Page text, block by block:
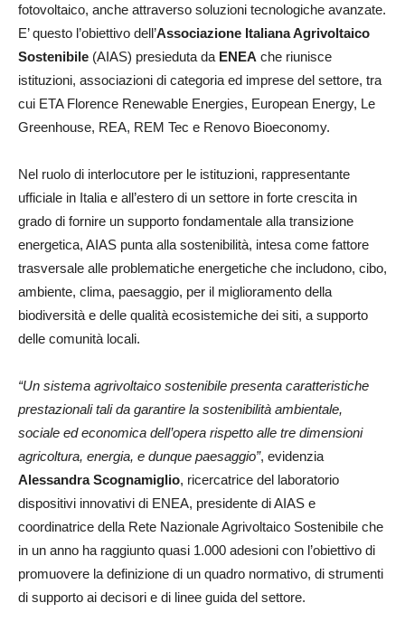
fotovoltaico, anche attraverso soluzioni tecnologiche avanzate.
E’ questo l’obiettivo dell’Associazione Italiana Agrivoltaico
Sostenibile (AIAS) presieduta da ENEA che riunisce
istituzioni, associazioni di categoria ed imprese del settore, tra
cui ETA Florence Renewable Energies, European Energy, Le
Greenhouse, REA, REM Tec e Renovo Bioeconomy.
Nel ruolo di interlocutore per le istituzioni, rappresentante
ufficiale in Italia e all’estero di un settore in forte crescita in
grado di fornire un supporto fondamentale alla transizione
energetica, AIAS punta alla sostenibilità, intesa come fattore
trasversale alle problematiche energetiche che includono, cibo,
ambiente, clima, paesaggio, per il miglioramento della
biodiversità e delle qualità ecosistemiche dei siti, a supporto
delle comunità locali.
“Un sistema agrivoltaico sostenibile presenta caratteristiche
prestazionali tali da garantire la sostenibilità ambientale,
sociale ed economica dell’opera rispetto alle tre dimensioni
agricoltura, energia, e dunque paesaggio”, evidenzia
Alessandra Scognamiglio, ricercatrice del laboratorio
dispositivi innovativi di ENEA, presidente di AIAS e
coordinatrice della Rete Nazionale Agrivoltaico Sostenibile che
in un anno ha raggiunto quasi 1.000 adesioni con l’obiettivo di
promuovere la definizione di un quadro normativo, di strumenti
di supporto ai decisori e di linee guida del settore.